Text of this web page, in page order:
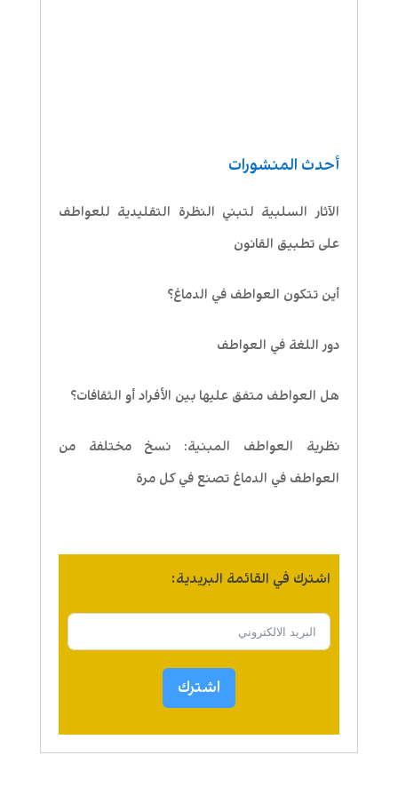
أحدث المنشورات
الآثار السلبية لتبني النظرة التقليدية للعواطف
على تطبيق القانون
أين تتكون العواطف في الدماغ؟
دور اللغة في العواطف
هل العواطف متفق عليها بين الأفراد أو الثقافات؟
نظرية العواطف المبنية: نسخ مختلفة من
العواطف في الدماغ تصنع في كل مرة
اشترك في القائمة البريدية:
اشترك